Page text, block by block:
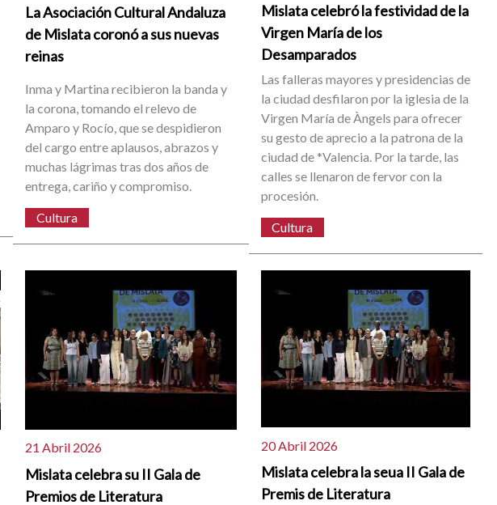
La Asociación Cultural Andaluza
de Mislata coronó a sus nuevas
reinas
Inma y Martina recibieron la banda y
la corona, tomando el relevo de
Amparo y Rocío, que se despidieron
del cargo entre aplausos, abrazos y
muchas lágrimas tras dos años de
entrega, cariño y compromiso.
Cultura
Mislata celebró la festividad de la
Virgen María de los
Desamparados
Las falleras mayores y presidencias de
la ciudad desfilaron por la iglesia de la
Virgen María de Àngels para ofrecer
su gesto de aprecio a la patrona de la
ciudad de *Valencia. Por la tarde, las
calles se llenaron de fervor con la
procesión.
Cultura
21 Abril 2026
Mislata celebra su II Gala de
Premios de Literatura
20 Abril 2026
Mislata celebra la seua II Gala de
Premis de Literatura